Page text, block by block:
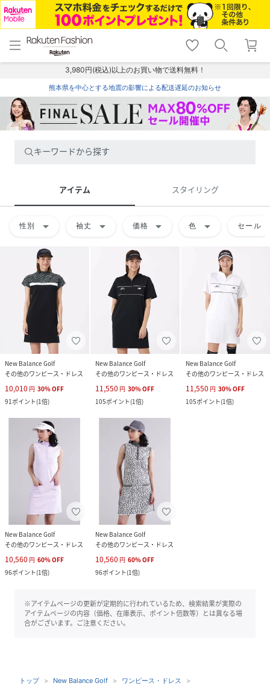
menu home
トップ
shopping_cart lock_outline
ログイン
3,980円(税込)以上のお買い物で送料無料！
熊本県を中心とする地震の影響による配送遅延のお知らせ
キーワードから探す
アイテム スタイリング
性別 arrow_drop_down 袖丈 arrow_drop_down 価格 arrow_drop_down 色 arrow_drop_down セール
New Balance Golf
その他のワンピース・ドレス
10,010 円 30%OFF
91ポイント(1倍)
New Balance Golf
その他のワンピース・ドレス
11,550 円 30%OFF
105ポイント(1倍)
New Balance Golf
その他のワンピース・ドレス
11,550 円 30%OFF
105ポイント(1倍)
New Balance Golf
その他のワンピース・ドレス
10,560 円 60%OFF
96ポイント(1倍)
New Balance Golf
その他のワンピース・ドレス
10,560 円 60%OFF
96ポイント(1倍)
※アイテムページの更新が定期的に行われているため、検索結果が実際の
アイテムページの内容（価格、在庫表示、ポイント倍数等）とは異なる場
合がございます。ご注意ください。
トップ New Balance Golf
ワンピース・ドレス